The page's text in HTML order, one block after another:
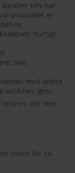
selv har
produktet er
hurtigt
hvis
med andre
adskilles igen.
der ikke
inden for 14